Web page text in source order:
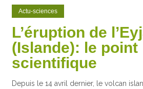
Actu-sciences
L’éruption de
(Islande): le point
scientifique
Depuis le 14 avril dernier, le volcan